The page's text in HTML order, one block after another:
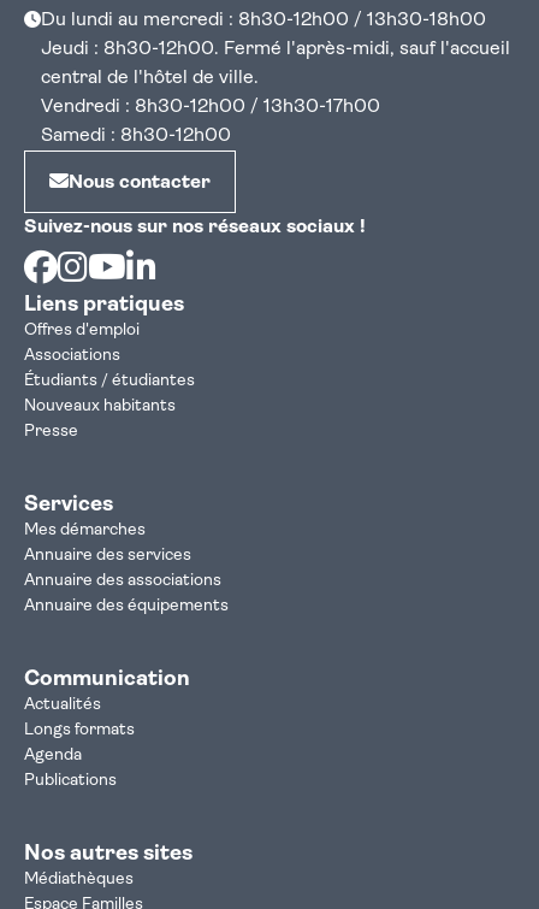
Du lundi au mercredi : 8h30-12h00 / 13h30-18h00
Jeudi : 8h30-12h00. Fermé l'après-midi, sauf l'accueil
central de l'hôtel de ville.
Vendredi : 8h30-12h00 / 13h30-17h00
Samedi : 8h30-12h00
Nous contacter
Suivez-nous sur nos réseaux sociaux !
Facebook
Instagram
Youtube
Liens pratiques
Offres d'emploi
Associations
Étudiants / étudiantes
Nouveaux habitants
Presse
Services
Mes démarches
Annuaire des services
Annuaire des associations
Annuaire des équipements
Communication
Actualités
Longs formats
Agenda
Publications
Nos autres sites
Médiathèques
Espace Familles